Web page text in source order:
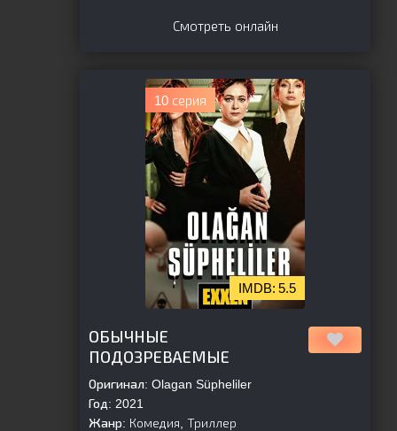
Смотреть онлайн
10 серия
5.5
ОБЫЧНЫЕ
ПОДОЗРЕВАЕМЫЕ
Оригинал: Olagan Süpheliler
Год: 2021
Жанр: Комедия, Триллер